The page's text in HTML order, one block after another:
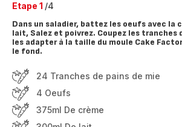
Etape 1 /4
Dans un saladier, battez les oeufs avec la
lait, Salez et poivrez. Coupez les tranches
les adapter à la taille du moule Cake
le fond.
24 Tranches de pains de mie
4 Oeufs
375ml De crème